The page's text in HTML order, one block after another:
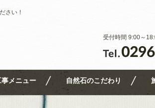
さい！
受付時間 9:00～
事メニュー 自然石のこだわり